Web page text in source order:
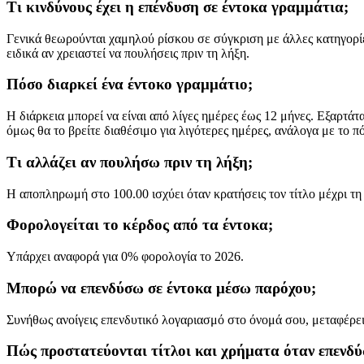
Τι κινδύνους έχει η επένδυση σε έντοκα γραμμάτια;
Γενικά θεωρούνται χαμηλού ρίσκου σε σύγκριση με άλλες
ειδικά αν χρειαστεί να πουλήσεις πριν τη λήξη.
Πόσο διαρκεί ένα έντοκο γραμμάτιο;
Η διάρκεια μπορεί να είναι από λίγες ημέρες έως 12 μήνες.
όμως θα το βρείτε διαθέσιμο για λιγότερες ημέρες, ανάλογα με το
Τι αλλάζει αν πουλήσω πριν τη λήξη;
Η αποπληρωμή στο 100.00 ισχύει όταν κρατήσεις τον τίτλο μέχρι
Φορολογείται το κέρδος από τα έντοκα;
Υπάρχει αναφορά για 0% φορολογία το 2026.
Μπορώ να επενδύσω σε έντοκα μέσω παρόχου;
Συνήθως ανοίγεις επενδυτικό λογαριασμό στο όνομά σου,
Πώς προστατεύονται τίτλοι και χρήματα όταν